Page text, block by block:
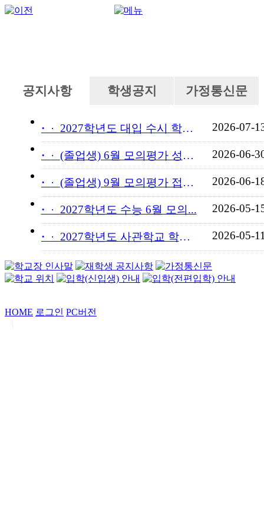
공지사항 학생공지 가정통신문
· 2027학년도 대입 수시 학교... 2026-07-
· (졸업생) 6월 모의평가 성적... 2026-06-
· (졸업생) 9월 모의평가 접수... 2026-06-
· 2027학년도 수능 6월 모의... 2026-05-
· 2027학년도 사관학교 학교장... 2026-05-
HOME 로그인 PC버전